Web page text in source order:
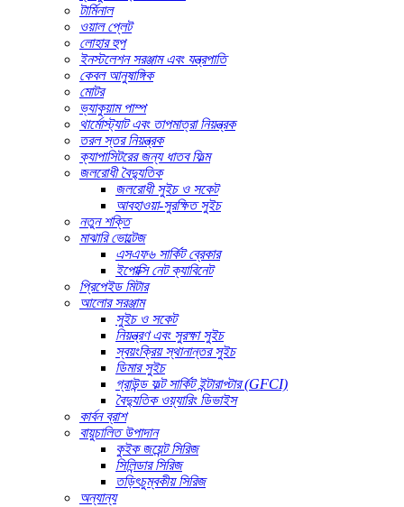
টার্মিনাল
ওয়াল প্লেট
লোহার হুপ
ইনস্টলেশন সরঞ্জাম এবং যন্ত্রপাতি
কেবল আনুষাঙ্গিক
মোটর
ভ্যাকুয়াম পাম্প
থার্মোস্ট্যাট এবং তাপমাত্রা নিয়ন্ত্রক
তরল স্তর নিয়ন্ত্রক
ক্যাপাসিটরের জন্য ধাতব ফিল্ম
জলরোধী বৈদ্যুতিক
জলরোধী সুইচ ও সকেট
আবহাওয়া-সুরক্ষিত সুইচ
নতুন শক্তি
মাঝারি ভোল্টেজ
এসএফ৬ সার্কিট ব্রেকার
ইপোক্সি নেট ক্যাবিনেট
প্রিপেইড মিটার
আলোর সরঞ্জাম
সুইচ ও সকেট
নিয়ন্ত্রণ এবং সুরক্ষা সুইচ
স্বয়ংক্রিয় স্থানান্তর সুইচ
ডিমার সুইচ
গ্রাউন্ড ফল্ট সার্কিট ইন্টারাপ্টার (GFCI)
বৈদ্যুতিক ওয়্যারিং ডিভাইস
কার্বন ব্রাশ
বায়ুচালিত উপাদান
কুইক জয়েন্ট সিরিজ
সিলিন্ডার সিরিজ
তড়িৎচুম্বকীয় সিরিজ
অন্যান্য